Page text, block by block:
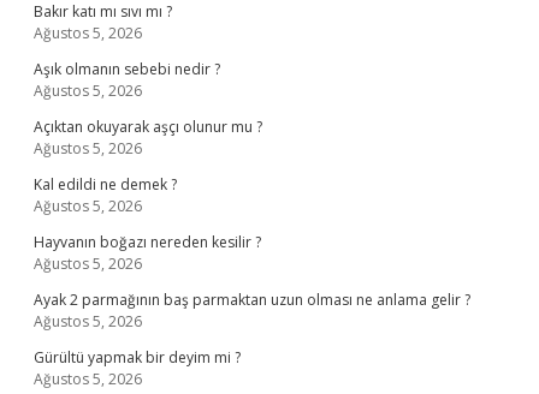
Bakır katı mı sıvı mı ?
Ağustos 5, 2026
Aşık olmanın sebebi nedir ?
Ağustos 5, 2026
Açıktan okuyarak aşçı olunur mu ?
Ağustos 5, 2026
Kal edildi ne demek ?
Ağustos 5, 2026
Hayvanın boğazı nereden kesilir ?
Ağustos 5, 2026
Ayak 2 parmağının baş parmaktan uzun olması ne anlama gelir ?
Ağustos 5, 2026
Gürültü yapmak bir deyim mi ?
Ağustos 5, 2026